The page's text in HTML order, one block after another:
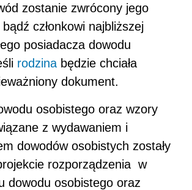
zostanie zwrócony jego
członkowi najbliższej
posiadacza dowodu
rodzina będzie chciała
dokument.
osobistego oraz wzory
z wydawaniem i
dowodów osobistych zostały
rozporządzenia w
dowodu osobistego oraz